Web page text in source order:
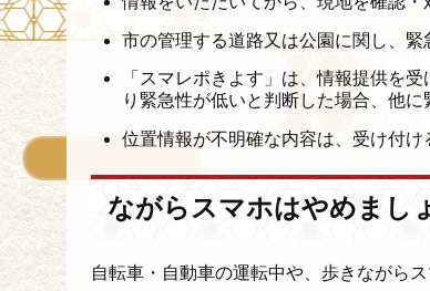
市の管理する道路又は公園に関し、
「スマレポきよす」は、情報提供を
り緊急性が低いと判断した場合、他
位置情報が不明確な内容は、受け付け
ながらスマホはやめまし
自転車・自動車の運転中や、歩きながら